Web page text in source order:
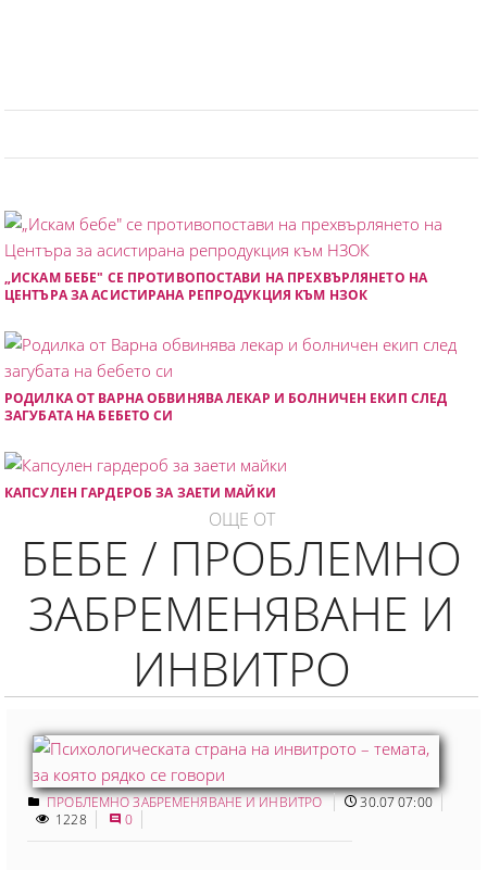
„ИСКАМ БЕБЕ" СЕ ПРОТИВОПОСТАВИ НА ПРЕХВЪРЛЯНЕТО НА
ЦЕНТЪРА ЗА АСИСТИРАНА РЕПРОДУКЦИЯ КЪМ НЗОК
РОДИЛКА ОТ ВАРНА ОБВИНЯВА ЛЕКАР И БОЛНИЧЕН ЕКИП СЛЕД
ЗАГУБАТА НА БЕБЕТО СИ
КАПСУЛЕН ГАРДЕРОБ ЗА ЗАЕТИ МАЙКИ
ОЩЕ ОТ
БЕБЕ / ПРОБЛЕМНО
ЗАБРЕМЕНЯВАНЕ И
ИНВИТРО
ПРОБЛЕМНО ЗАБРЕМЕНЯВАНЕ И ИНВИТРО
30.07 07:00
1228
0